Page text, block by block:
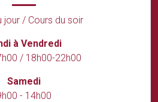
jour / Cours du soir
à Vendredi
/ 18h00-22h00
Samedi
- 14h00